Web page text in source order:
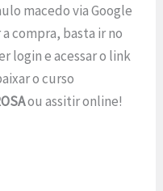
macedo via Google
compra, basta ir no
login e acessar o link
o curso
ou assitir online!